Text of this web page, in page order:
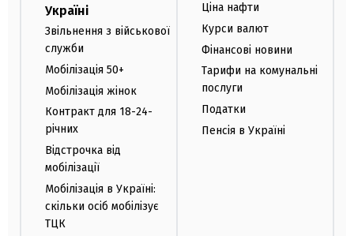
Україні
Звільнення з військової
служби
Мобілізація 50+
Мобілізація жінок
Контракт для 18-24-
річних
Відстрочка від
мобілізації
Мобілізація в Україні:
скільки осіб мобілізує
ТЦК
Ціна нафти
Курси валют
Фінансові новини
Тарифи на комунальні
послуги
Податки
Пенсія в Україні